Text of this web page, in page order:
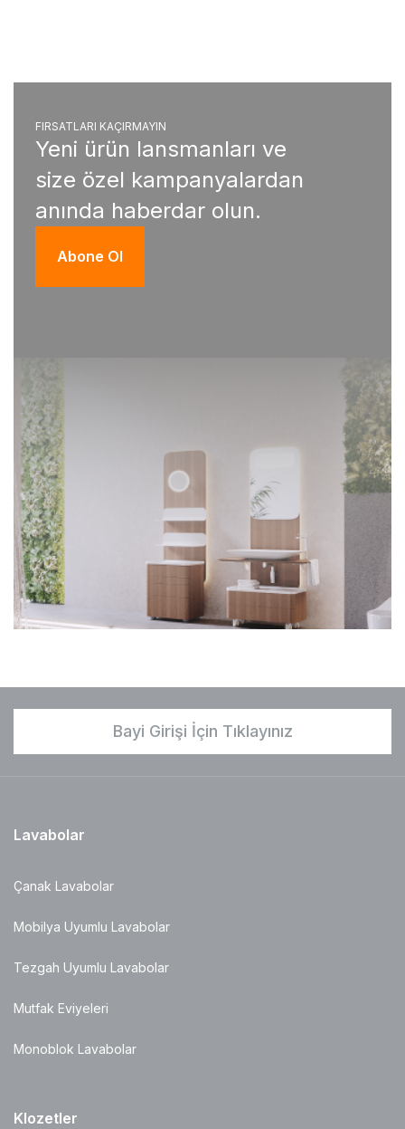
FIRSATLARI KAÇIRMAYIN
Yeni ürün lansmanları ve
size özel kampanyalardan
anında haberdar olun.
Abone Ol
Bayi Girişi İçin Tıklayınız
Lavabolar
Çanak Lavabolar
Mobilya Uyumlu Lavabolar
Tezgah Uyumlu Lavabolar
Mutfak Eviyeleri
Monoblok Lavabolar
Klozetler